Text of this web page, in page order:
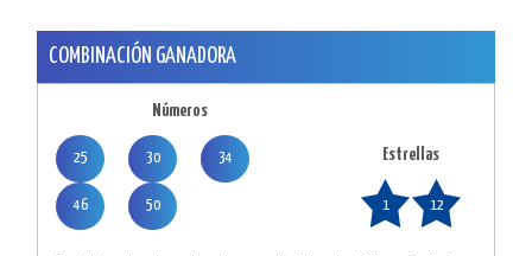
COMBINACIÓN GANADORA
Números
25 30 34
46 50
Estrellas
1 12